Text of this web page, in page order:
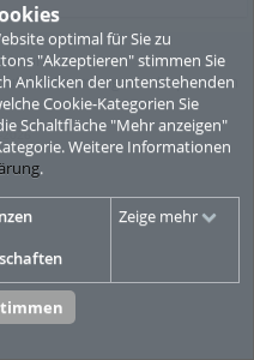
optimal für Sie zu
"Akzeptieren" stimmen Sie
Anklicken der untenstehenden
Cookie-Kategorien Sie
Schaltfläche "Mehr anzeigen"
Weitere Informationen
.
Zeige mehr
Impressum